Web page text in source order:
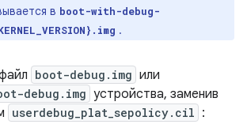
в boot-with-debug-
.
boot-debug.img или
debug.img устройства, заменив
userdebug_plat_sepolicy.cil :